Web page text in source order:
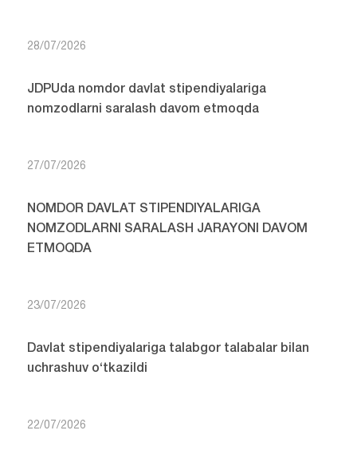
28/07/2026
JDPUda nomdor davlat stipendiyalariga
nomzodlarni saralash davom etmoqda
27/07/2026
NOMDOR DAVLAT STIPENDIYALARIGA
NOMZODLARNI SARALASH JARAYONI DAVOM
ETMOQDA
23/07/2026
Davlat stipendiyalariga talabgor talabalar bilan
uchrashuv o‘tkazildi
22/07/2026